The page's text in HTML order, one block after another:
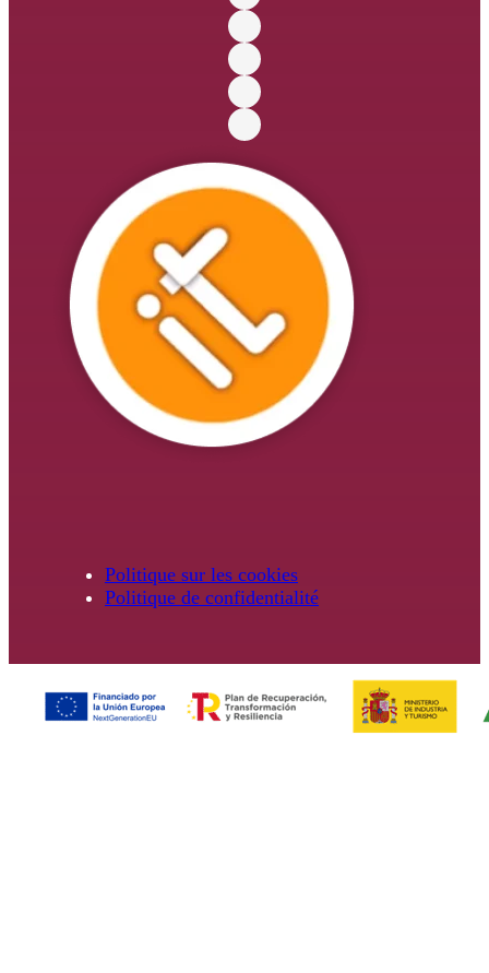
Politique sur les cookies
Politique de confidentialité